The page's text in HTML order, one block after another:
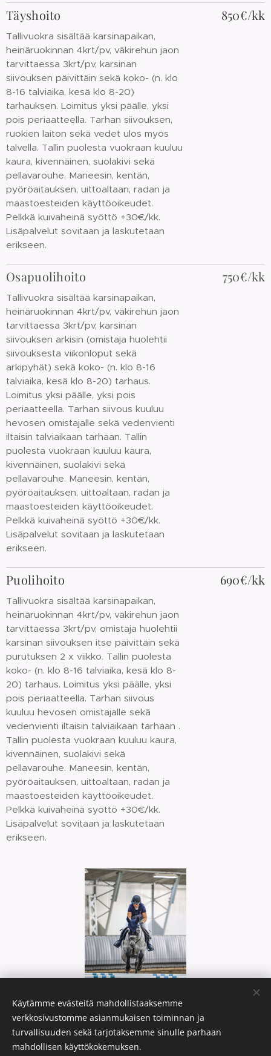
Täyshoito
Tallivuokra sisältää karsinapaikan,
heinäruokinnan 4krt/pv, väkirehun jaon
tarvittaessa 3krt/pv, karsinan
siivouksen päivittäin sekä koko- (n. klo
8-16 talviaika, kesä klo 8-20)
tarhauksen. Loimitus yksi päälle, yksi
pois periaatteella. Tarhan siivouksen,
ruokien laiton sekä vedet ulos myös
talvella. Tallin puolesta vuokraan kuuluu
kaura, kivennäinen, suolakivi sekä
pellavarouhe. Maneesin, kentän,
pyöröaitauksen, uittoaltaan, radan ja
maastoesteiden käyttöoikeudet.
Pelkkä kuivaheinä syöttö +30€/kk.
Lisäpalvelut sovitaan ja laskutetaan
erikseen.
850€/kk
Osapuolihoito
Tallivuokra sisältää karsinapaikan,
heinäruokinnan 4krt/pv, väkirehun jaon
tarvittaessa 3krt/pv, karsinan
siivouksen arkisin (omistaja huolehtii
siivouksesta viikonloput sekä
arkipyhät) sekä koko- (n. klo 8-16
talviaika, kesä klo 8-20) tarhaus.
Loimitus yksi päälle, yksi pois
periaatteella. Tarhan siivous kuuluu
hevosen omistajalle sekä vedenvienti
iltaisin talviaikaan tarhaan. Tallin
puolesta vuokraan kuuluu kaura,
kivennäinen, suolakivi sekä
pellavarouhe. Maneesin, kentän,
pyöröaitauksen, uittoaltaan, radan ja
maastoesteiden käyttöoikeudet.
Pelkkä kuivaheinä syöttö +30€/kk.
Lisäpalvelut sovitaan ja laskutetaan
erikseen.
750€/kk
Puolihoito
Tallivuokra sisältää karsinapaikan,
heinäruokinnan 4krt/pv, väkirehun jaon
tarvittaessa 3krt/pv, omistaja huolehtii
karsinan siivouksen itse päivittäin sekä
purutuksen 2 x viikko. Tallin puolesta
koko- (n. klo 8-16 talviaika, kesä klo 8-
20) tarhaus. Loimitus yksi päälle, yksi
pois periaatteella. Tarhan siivous
kuuluu hevosen omistajalle sekä
vedenvienti iltaisin talviaikaan tarhaan .
Tallin puolesta vuokraan kuuluu kaura,
kivennäinen, suolakivi sekä
pellavarouhe. Maneesin, kentän,
pyöröaitauksen, uittoaltaan, radan ja
maastoesteiden käyttöoikeudet.
Pelkkä kuivaheinä syöttö +30€/kk.
Lisäpalvelut sovitaan ja laskutetaan
erikseen.
690€/kk
Käytämme evästeitä mahdollistaaksemme
verkkosivustomme asianmukaisen toiminnan ja
turvallisuuden sekä tarjotaksemme sinulle parhaan
mahdollisen käyttökokemuksen.